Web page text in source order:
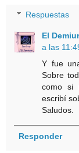
Respuestas
El
a las
Y fue
Sobre
como si
escribí
Saludos.
Responder